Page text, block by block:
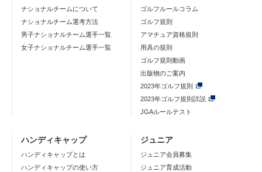
ナショナルチームについて
ナショナルチーム選考方法
男子ナショナルチーム選手一覧
女子ナショナルチーム選手一覧
ゴルフルールコラム
ゴルフ規則
アマチュア資格規則
用具の規則
ゴルフ規則動画
出版物のご案内
2023年ゴルフ規則
2023年ゴルフ規則詳説
JGAルールテスト
ハンディキャップ
ハンディキャップとは
ハンディキャップの使い方
ジュニア
ジュニア会員募集
ジュニア育成活動